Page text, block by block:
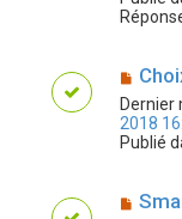
Dernier
2018
Publié